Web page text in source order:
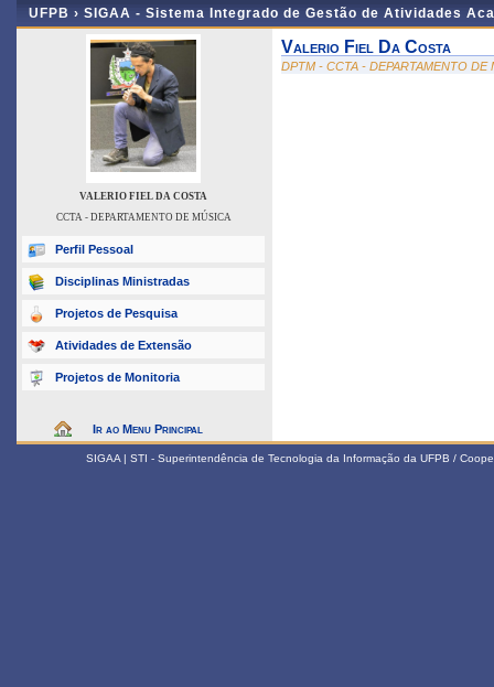
UFPB › SIGAA - Sistema Integrado de Gestão de Atividades
VALERIO FIEL DA COSTA
CCTA - DEPARTAMENTO DE MÚSICA
Perfil Pessoal
Disciplinas Ministradas
Projetos de Pesquisa
Atividades de Extensão
Projetos de Monitoria
Ir ao Menu Principal
Valerio Fiel Da Costa
DPTM - CCTA - DEPARTAMENTO DE
SIGAA | STI - Superintendência de Tecnologia da Informação da UFPB /